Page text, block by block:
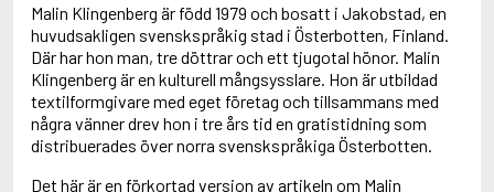
Adolfsson, Evert
Adolfsson, Gunnar
Adolfsson, Josefine
Adolfsson, Maria
Adolphsen, Peter
Malin Klingenberg är född 1979 och bosatt i Jakobstad, en
huvudsakligen svenskspråkig stad i Österbotten, Finland.
Där har hon man, tre döttrar och ett tjugotal hönor. Malin
Klingenberg är en kulturell mångsysslare. Hon är utbildad
textilformgivare med eget företag och tillsammans med
några vänner drev hon i tre års tid en gratistidning som
distribuerades över norra svenskspråkiga Österbotten.
Det här är en förkortad version av artikeln om Malin